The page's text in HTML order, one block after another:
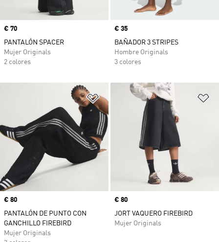
Precio
€ 70
PANTALÓN SPACER
Mujer Originals
2 colores
Precio
€ 35
BAÑADOR 3 STRIPES
Hombre Originals
3 colores
Añadir a la lista de deseos
Precio
€ 80
PANTALÓN DE PUNTO CON
GANCHILLO FIREBIRD
Mujer Originals
Precio
€ 80
JORT VAQUERO FIREBIRD
Mujer Originals